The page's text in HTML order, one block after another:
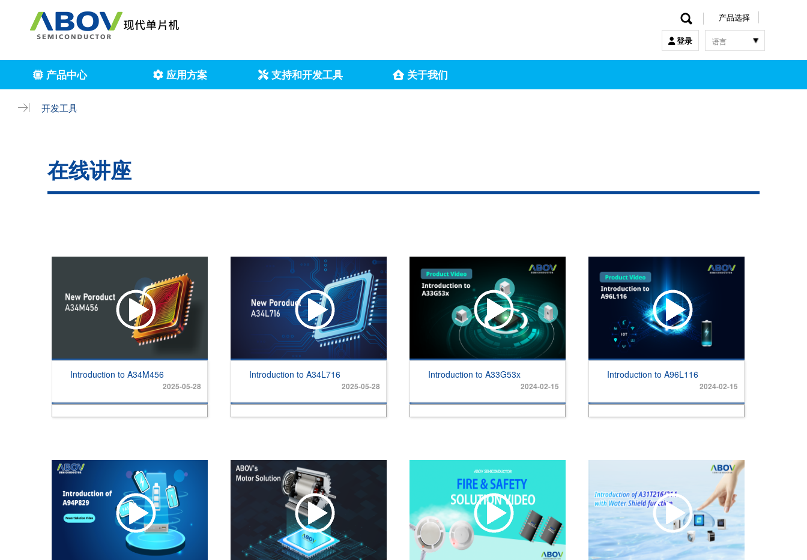
产品选择
登录 语言
한국어
中文
产品中心 应用方案 支持和开发工具 关于我们
开发工具
在线讲座
Introduction to A34M456
2025-05-28
Introduction to A34L716
2025-05-28
Introduction to A33G53x
2024-02-15
Introduction to A96L116
2024-02-15